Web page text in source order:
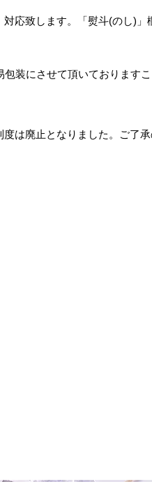
応致します。「熨斗(のし)」
装にさせて頂いておりますこ
は廃止となりました。ご了承